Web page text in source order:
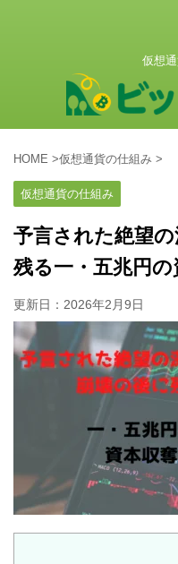
仮想
HOME >仮想通貨の仕組み >
仮想通貨の仕組み
予言された絶望
残る一・五兆円の
更新日： 2026年2月9日